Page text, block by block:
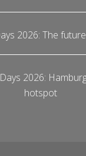
2026: The
2026:
hotspot